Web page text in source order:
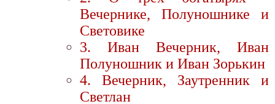
Вечернике, Полуношнике и
Световике
3. Иван Вечерник, Иван
Полуношник и Иван Зорькин
4. Вечерник, Заутренник и
Светлан